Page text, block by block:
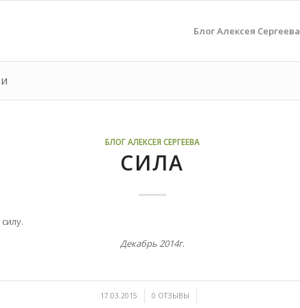
Блог Алексея Сергеева
БЛОГ АЛЕКСЕЯ СЕРГЕЕВА
СИЛА
Декабрь 2014г.
17.03.2015
/ 0 ОТЗЫВЫ
/